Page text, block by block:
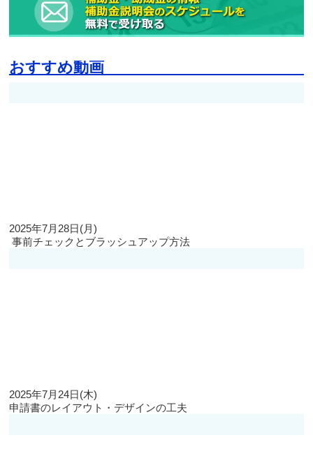
おすすめ動画
2025年7月28日(月)
事前チェックとブラッシュアップ方法
2025年7月24日(木)
申請書のレイアウト・デザインの工夫